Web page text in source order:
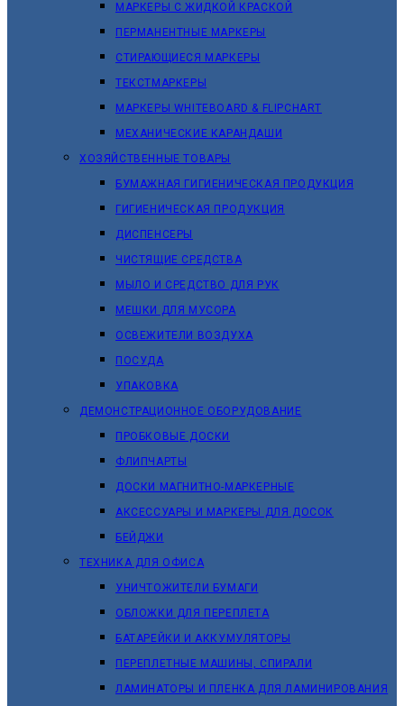
МАРКЕРЫ C ЖИДКОЙ КРАСКОЙ
ПЕРМАНЕНТНЫЕ МАРКЕРЫ
СТИРАЮЩИЕСЯ МАРКЕРЫ
ТЕКСТМАРКЕРЫ
МАРКЕРЫ WHITEBOARD & FLIPCHART
МЕХАНИЧЕСКИЕ КАРАНДАШИ
ХОЗЯЙСТВЕННЫЕ ТОВАРЫ
БУМАЖНАЯ ГИГИЕНИЧЕСКАЯ ПРОДУКЦИЯ
ГИГИЕНИЧЕСКАЯ ПРОДУКЦИЯ
ДИСПЕНСЕРЫ
ЧИСТЯЩИЕ СРЕДСТВА
МЫЛО И СРЕДСТВО ДЛЯ РУК
МЕШКИ ДЛЯ МУСОРА
ОСВЕЖИТЕЛИ ВОЗДУХА
ПОСУДА
УПАКОВКА
ДЕМОНСТРАЦИОННОЕ ОБОРУДОВАНИЕ
ПРОБКОВЫЕ ДОСКИ
ФЛИПЧАРТЫ
ДОСКИ МАГНИТНО-МАРКЕРНЫЕ
АКСЕССУАРЫ И МАРКЕРЫ ДЛЯ ДОСОК
БЕЙДЖИ
ТЕХНИКА ДЛЯ ОФИСА
УНИЧТОЖИТЕЛИ БУМАГИ
ОБЛОЖКИ ДЛЯ ПЕРЕПЛЕТА
БАТАРЕЙКИ И АККУМУЛЯТОРЫ
ПЕРЕПЛЕТНЫЕ МАШИНЫ, СПИРАЛИ
ЛАМИНАТОРЫ И ПЛЕНКА ДЛЯ ЛАМИНИРОВАНИЯ